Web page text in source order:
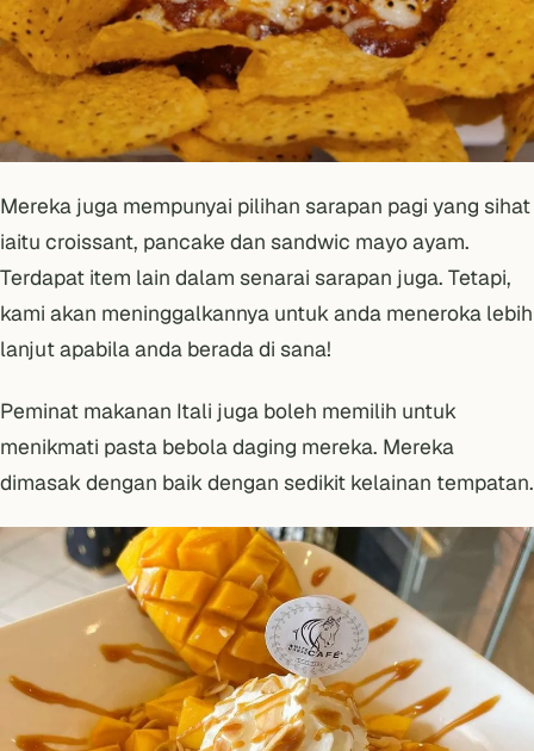
Mereka juga mempunyai pilihan sarapan pagi yang sihat
iaitu croissant, pancake dan sandwic mayo ayam.
Terdapat item lain dalam senarai sarapan juga. Tetapi,
kami akan meninggalkannya untuk anda meneroka lebih
lanjut apabila anda berada di sana!
Peminat makanan Itali juga boleh memilih untuk
menikmati pasta bebola daging mereka. Mereka
dimasak dengan baik dengan sedikit kelainan tempatan.